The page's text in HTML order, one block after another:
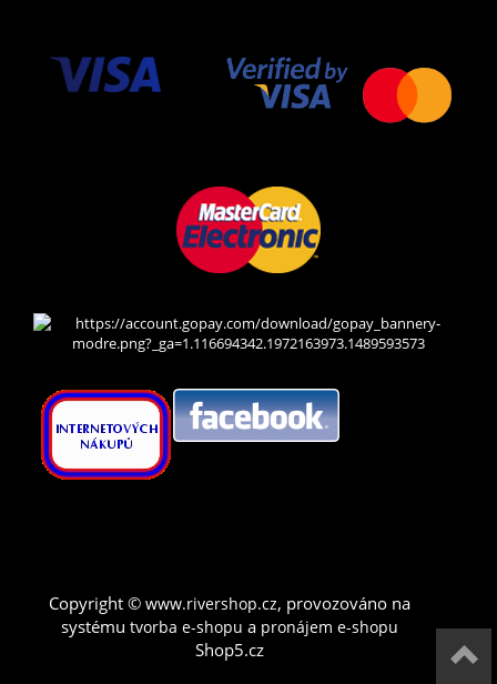
Copyright © www.rivershop.cz, provozováno na
systému tvorba e-shopu a pronájem e-shopu
Shop5.cz